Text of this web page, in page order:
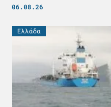
06.08.26
Ελλάδα